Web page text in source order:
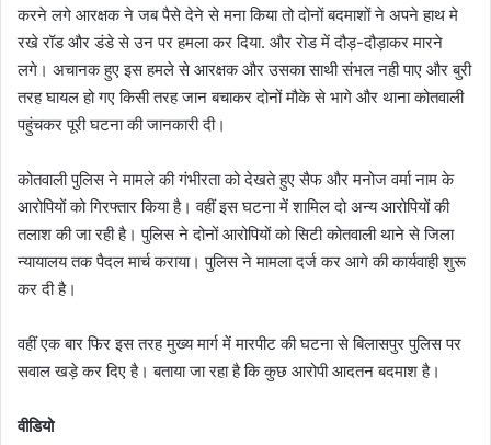
करने लगे आरक्षक ने जब पैसे देने से मना किया तो दोनों बदमाशों ने अपने हाथ मे
रखे रॉड और डंडे से उन पर हमला कर दिया. और रोड में दौड़-दौड़ाकर मारने
लगे। अचानक हुए इस हमले से आरक्षक और उसका साथी संभल नही पाए और बुरी
तरह घायल हो गए किसी तरह जान बचाकर दोनों मौके से भागे और थाना कोतवाली
पहुंचकर पूरी घटना की जानकारी दी।
कोतवाली पुलिस ने मामले की गंभीरता को देखते हुए सैफ और मनोज वर्मा नाम के
आरोपियों को गिरफ्तार किया है। वहीं इस घटना में शामिल दो अन्य आरोपियों की
तलाश की जा रही है। पुलिस ने दोनों आरोपियों को सिटी कोतवाली थाने से जिला
न्यायालय तक पैदल मार्च कराया। पुलिस ने मामला दर्ज कर आगे की कार्यवाही शुरू
कर दी है।
वहीं एक बार फिर इस तरह मुख्य मार्ग में मारपीट की घटना से बिलासपुर पुलिस पर
सवाल खड़े कर दिए है। बताया जा रहा है कि कुछ आरोपी आदतन बदमाश है।
वीडियो